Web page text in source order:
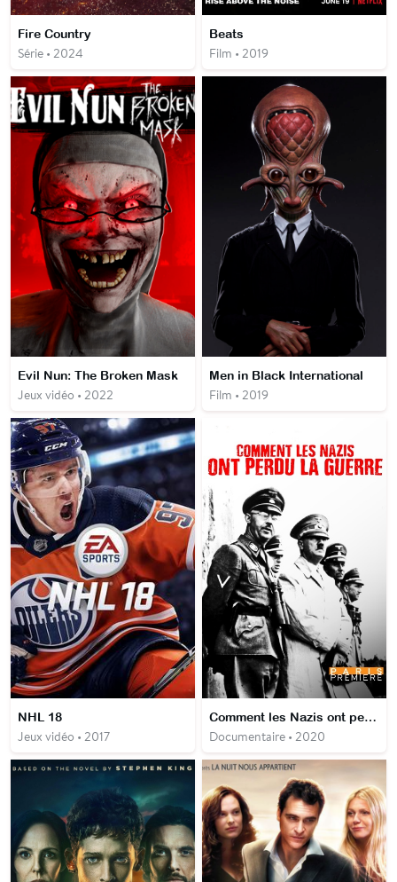
Fire Country
Série • 2024
Beats
Film • 2019
Evil Nun: The Broken Mask
Jeux vidéo • 2022
Men in Black International
Film • 2019
NHL 18
Jeux vidéo • 2017
Comment les Nazis ont perdu la guerre
Documentaire • 2020